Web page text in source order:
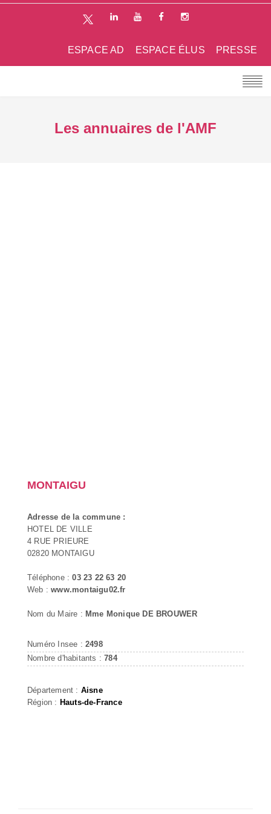
PRESSE
ESPACE ÉLUS
ESPACE AD
Les annuaires de l'AMF
MONTAIGU
Adresse de la commune :
HOTEL DE VILLE
4 RUE PRIEURE
02820 MONTAIGU
Téléphone :03 23 22 63 20
Web :www.montaigu02.fr
Nom du Maire : Mme Monique DE BROUWER
Numéro Insee : 2498
Nombre d'habitants :784
Département : Aisne
Région : Hauts-de-France